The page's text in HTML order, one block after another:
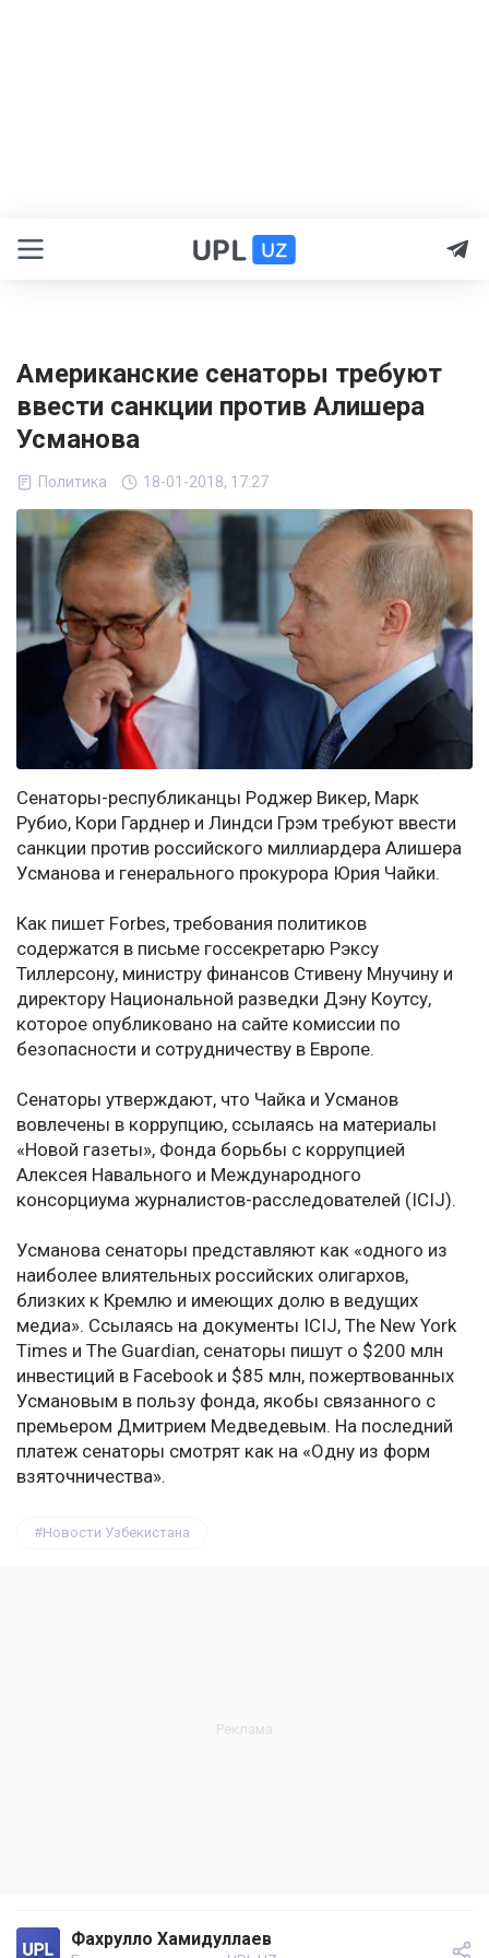
Американские сенаторы требуют
ввести санкции против Алишера
Усманова
Политика 18-01-2018, 17:27
Сенаторы-республиканцы Роджер Викер, Марк
Рубио, Кори Гарднер и Линдси Грэм требуют ввести
санкции против российского миллиардера Алишера
Усманова и генерального прокурора Юрия Чайки.
Как пишет Forbes, требования политиков
содержатся в письме госсекретарю Рэксу
Тиллерсону, министру финансов Стивену Мнучину и
директору Национальной разведки Дэну Коутсу,
которое опубликовано на сайте комиссии по
безопасности и сотрудничеству в Европе.
Сенаторы утверждают, что Чайка и Усманов
вовлечены в коррупцию, ссылаясь на материалы
«Новой газеты», Фонда борьбы с коррупцией
Алексея Навального и Международного
консорциума журналистов-расследователей (ICIJ).
Усманова сенаторы представляют как «одного из
наиболее влиятельных российских олигархов,
близких к Кремлю и имеющих долю в ведущих
медиа». Ссылаясь на документы ICIJ, The New York
Times и The Guardian, сенаторы пишут о $200 млн
инвестиций в Facebook и $85 млн, пожертвованных
Усмановым в пользу фонда, якобы связанного с
премьером Дмитрием Медведевым. На последний
платеж сенаторы смотрят как на «Одну из форм
взяточничества».
Новости Узбекистана
Фахрулло Хамидуллаев